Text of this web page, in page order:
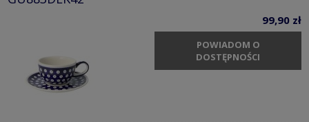
99,90 zł
POWIADOM O
DOSTĘPNOŚCI